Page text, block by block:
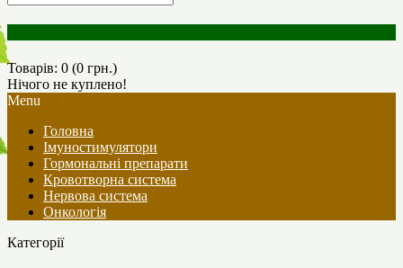
Товарів: 0 (0 грн.)
Нічого не куплено!
Menu
Головна
Імуностимулятори
Гормональні препарати
Кровотворна система
Нервова система
Онкологія
Категорії